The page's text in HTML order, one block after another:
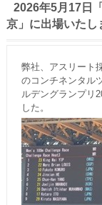
2026年5月17日
京」に出場いたし
弊社、アスリート
のコンチネンタル
ルデングランプリ
した。